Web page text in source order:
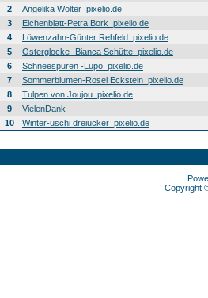
2
Angelika Wolter_pixelio.de
3
Eichenblatt-Petra Bork_pixelio.de
4
Löwenzahn-Günter Rehfeld_pixelio.de
5
Osterglocke -Bianca Schütte_pixelio.de
6
Schneespuren -Lupo_pixelio.de
7
Sommerblumen-Rosel Eckstein_pixelio.de
8
Tulpen von Joujou_pixelio.de
9
VielenDank
10
Winter-uschi dreiucker_pixelio.de
Copyright